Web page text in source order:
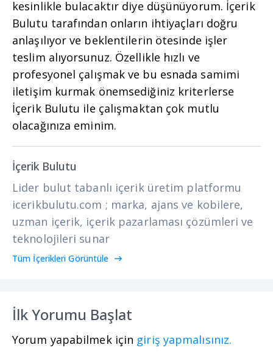
kesinlikle bulacaktır diye düşünüyorum. İçerik
Bulutu tarafından onların ihtiyaçları doğru
anlaşılıyor ve beklentilerin ötesinde işler
teslim alıyorsunuz. Özellikle hızlı ve
profesyonel çalışmak ve bu esnada samimi
iletişim kurmak önemsediğiniz kriterlerse
İçerik Bulutu ile çalışmaktan çok mutlu
olacağınıza eminim.
İçerik Bulutu
Lider bulut tabanlı içerik üretim platformu
icerikbulutu.com ; marka, ajans ve kobilere,
uzman içerik, içerik pazarlaması çözümleri ve
teknolojileri sunar
Tüm İçerikleri Görüntüle
İlk Yorumu Başlat
Yorum yapabilmek için giriş yapmalısınız.